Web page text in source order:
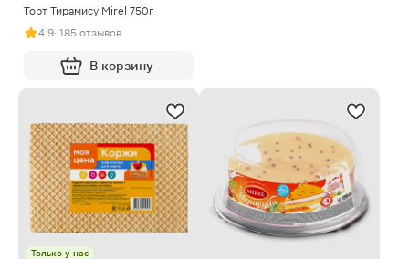
Торт Тирамису Mirel 750г
4.9· 185 отзывов
В корзину
Только у нас